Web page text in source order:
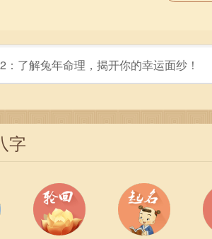
出生的猪生肖人，具有优秀的社交能
间的关系，将会使他们的人生焕发出更
：了解兔年命理，揭开你的幸运面纱！
字